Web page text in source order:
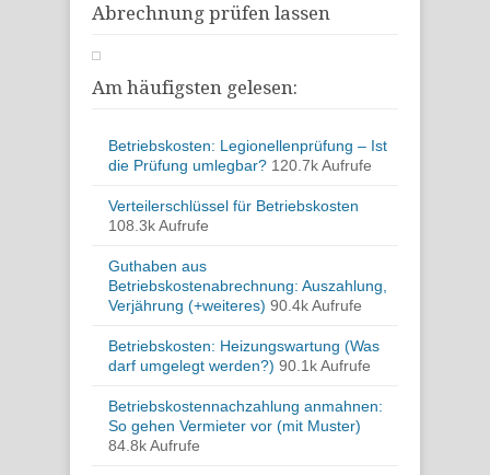
Abrechnung prüfen lassen
Am häufigsten gelesen:
Betriebskosten: Legionellenprüfung – Ist
die Prüfung umlegbar? 120.7k Aufrufe
Verteilerschlüssel für Betriebskosten
108.3k Aufrufe
Guthaben aus
Betriebskostenabrechnung: Auszahlung,
Verjährung (+weiteres) 90.4k Aufrufe
Betriebskosten: Heizungswartung (Was
darf umgelegt werden?) 90.1k Aufrufe
Betriebskostennachzahlung anmahnen:
So gehen Vermieter vor (mit Muster)
84.8k Aufrufe